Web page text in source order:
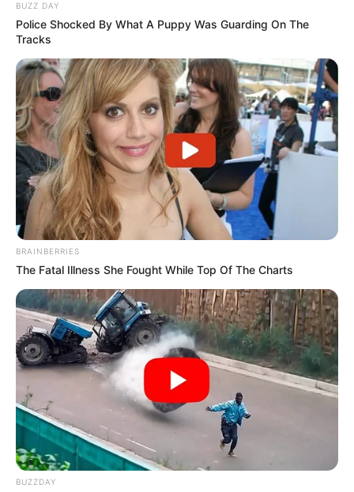
Deixe um Comentário
VEJA TAMBÉM
BUZZ DAY
Police Shocked By What A Puppy Was Guarding On The
Tracks
BRAINBERRIES
The Fatal Illness She Fought While Top Of The Charts
BUZZDAY